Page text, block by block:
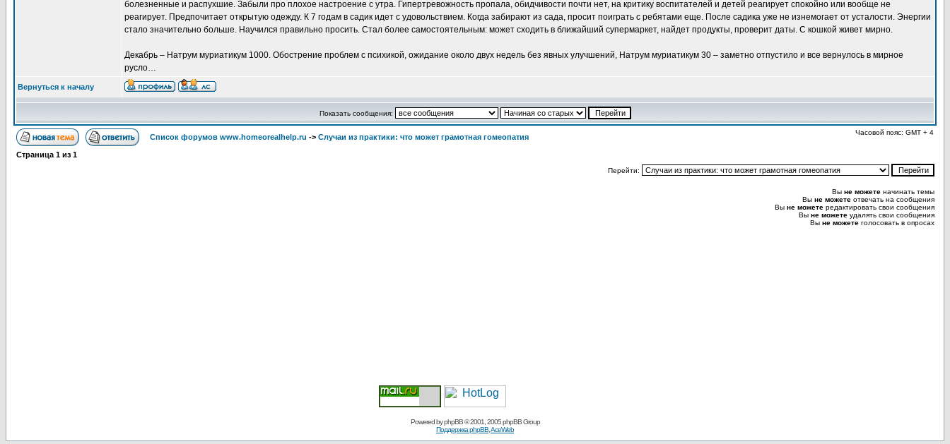
болезненные и распухшие. Забыли про плохое настроение с утра. Гипертревожность пропала, обидчивости почти нет, на критику воспитателей и детей реагирует спокойно или вообще не
реагирует. Предпочитает открытую одежду. К 7 годам в садик идет с удовольствием. Когда забирают из сада, просит поиграть с ребятами еще. После садика уже не изнемогает от усталости. Энергии
стало значительно больше. Научился правильно просить. Стал более самостоятельным: может сходить в ближайший супермаркет, найдет продукты, проверит даты. С кошкой живет мирно.
Декабрь – Натрум муриатикум 1000. Обострение проблем с психикой, ожидание около двух недель без явных улучшений, Натрум муриатикум 30 – заметно отпустило и все вернулось в мирное
русло…
Вернуться к началу
Показать сообщения:
Список форумов www.homeorealhelp.ru -> Случаи из практики: что может грамотная гомеопатия
Часовой пояс: GMT + 4
Страница 1 из 1
Перейти:
Вы не можете начинать темы
Вы не можете отвечать на сообщения
Вы не можете редактировать свои сообщения
Вы не можете удалять свои сообщения
Вы не можете голосовать в опросах
Powered byphpBB© 2001, 2005 phpBB Group
Поддержка phpBB AceWeb